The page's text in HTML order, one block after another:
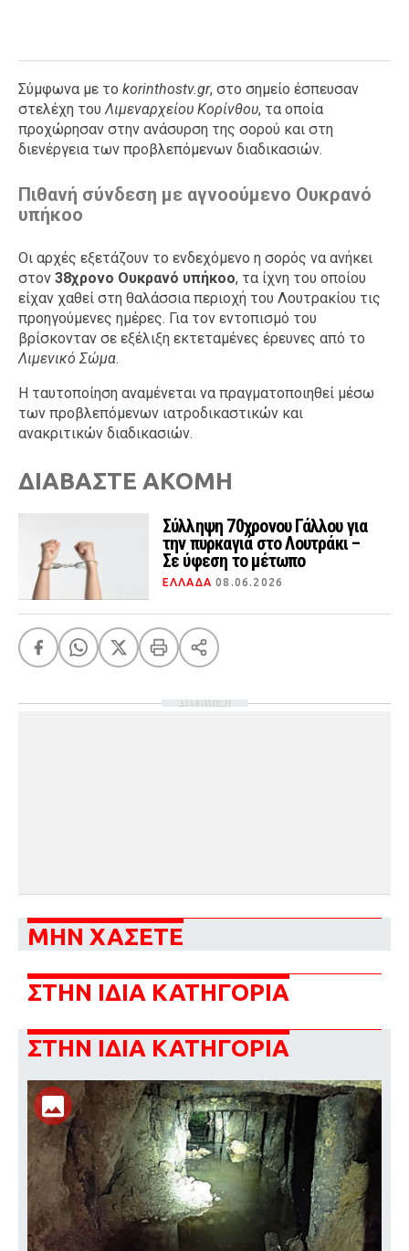
Σύμφωνα με το korinthostv.gr, στο σημείο έσπευσαν
στελέχη τουΛιμεναρχείου Κορίνθου, τα οποία
προχώρησαν στην ανάσυρση της σορού και στη
διενέργεια των προβλεπόμενων διαδικασιών.
Πιθανή σύνδεση με αγνοούμενο Ουκρανό
υπήκοο
Οι αρχές εξετάζουν το ενδεχόμενο η σορός να ανήκει
στον 38χρονο Ουκρανό υπήκοο, τα ίχνη του οποίου
είχαν χαθεί στη θαλάσσια περιοχή του Λουτρακίου τις
προηγούμενες ημέρες. Για τον εντοπισμό του
βρίσκονταν σε εξέλιξη εκτεταμένες έρευνες από το
Λιμενικό Σώμα.
Η ταυτοποίηση αναμένεται να πραγματοποιηθεί μέσω
των προβλεπόμενων ιατροδικαστικών και
ανακριτικών διαδικασιών.
ΔΙΑΒΑΣΤΕ ΑΚΟΜΗ
Σύλληψη 70χρονου Γάλλου για
την πυρκαγιά στο Λουτράκι –
Σε ύφεση το μέτωπο
ΕΛΛΑΔΑ 08.06.2026
ΔΙΑΦΗΜΙΣΗ
ΜΗΝ ΧΑΣΕΤΕ
ΣΤΗΝ ΙΔΙΑ ΚΑΤΗΓΟΡΙΑ
ΣΤΗΝ ΙΔΙΑ ΚΑΤΗΓΟΡΙΑ